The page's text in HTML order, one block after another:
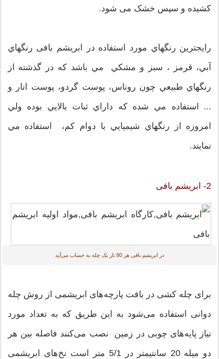
کشیده و سپس خشک می شود.
رايجترين رنگهاي مورد استفاده در ابريشم بافی رنگهاي
آبي، قرمز ، سبز و مشكي مي باشد كه در گذشته از
رنگهاي طبيعي چون روناس، پوست گردو، پوست انار و
... استفاده مي شده كه داراي ثبات بالايي بوده ولي
امروزه از رنگهاي شيميايي با دوام كم، استفاده مي
نمايند.
2- ابریشم بافی
در ابریشم بافی هر 80 تار یک چله به حساب می‌آید
برای چله کشی در بافت پارچه‌های ابریشمی از روش چله
دوانی استفاده می‌شود به این طریق که به تعداد مورد
نیاز پایه‌های چوبی در زمین نصب می‌کنند فاصله بین هر
دو میله 20 سانتیمتر در 5/1 متر است نخ‌های ابریشمی